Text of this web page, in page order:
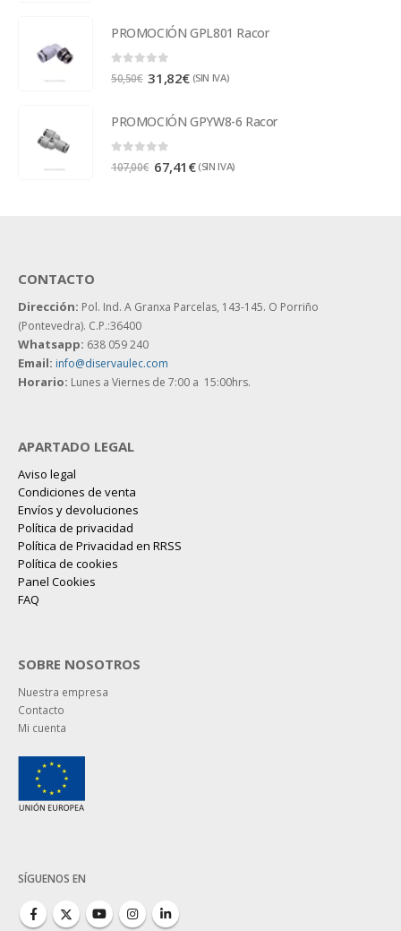
PROMOCIÓN GPL801 Racor
50,50€ 31,82€ (SIN IVA)
PROMOCIÓN GPYW8-6 Racor
107,00€ 67,41 € (SIN IVA)
CONTACTO
Dirección: Pol. Ind. A Granxa Parcelas, 143-145. O Porriño
(Pontevedra). C.P.:36400
Whatsapp: 638 059 240
Email: info@diservaulec.com
Horario: Lunes a Viernes de 7:00 a 15:00hrs.
APARTADO LEGAL
Aviso legal
Condiciones de venta
Envíos y devoluciones
Política de privacidad
Política de Privacidad en RRSS
Política de cookies
Panel Cookies
FAQ
SOBRE NOSOTROS
Nuestra empresa
Contacto
Mi cuenta
SÍGUENOS EN